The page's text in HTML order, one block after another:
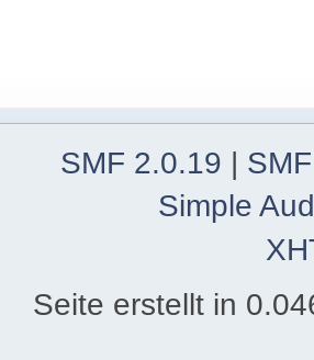
SMF 2.0.19 |
Simple
Seite erstellt in